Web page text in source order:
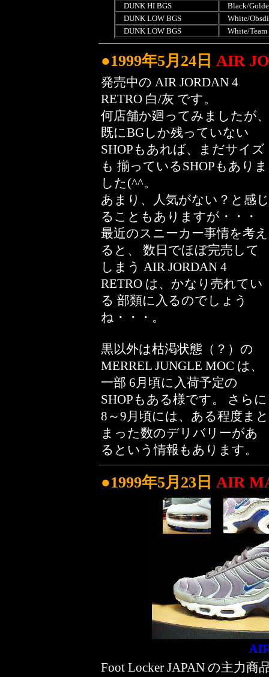
DUNK HI BGS
Black/
DUNK LOW BGS
White/
DUNK LOW BGS
White/Team
●1999年5月24日 AIR
発売中の AIR JORDAN 4
RETRO 白/灰 です。
何店舗か廻ってみましたが、
既にBGしか残っていない
SHOPもあれば、まだサイズ
も 揃っているSHOPもありま
した(^^。
あまり、人気がない？と感じ
ることもありますが・・・
最近のスニーカー事情を考え
ると、 数日でほぼ完売して
しまう AIR JORDAN 4
RETRO は、かなり売れてい
る 部類に入るのでしょう
ね・・・。
黒以外は枯渇状態（？）の
MERREL JUNGLE MOC は、
一部 6月頃に入荷予定の
SHOPもある様です。 さらに
8～9月頃には、ある程度まと
まった数のデリバリーがあ
るという情報もあります。
●1999年5月23日 AIR
Foot Locker JAPAN の主力